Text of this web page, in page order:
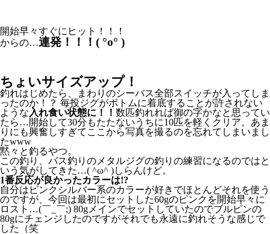
開始早々すぐにヒット！！！
からの…連発！！！( °o° )
ちょいサイズアップ！
釣れはじめたら、まわりのシーバス全部スイッチが入ってしま
ったのか！？ 毎投ジグがボトムに着底することが許されない
ような 入れ食い状態に！！ 数匹釣れれば御の字かなと思ってい
たら…開始して30分もたたないうちに10匹を軽くクリア。あま
りにも興奮しすぎてここから写真を撮るのを忘れてしまいまし
たwww
黙々と釣るやつ。
この釣り、バス釣りのメタルジグの釣りの練習になるのではと
いう気がしてきた…( ^ω^ )しらんけど。
1番反応が良かったカラーは!?
自分はピンクシルバー系のカラーが好きでほとんどそれを使う
のですが、今回は最初にセットした60gのピンクを開始早々に
ロスト…(￣_￣;) 80gメインでセットしていたのでブルピンの
80gにチェンジしたのですがそれでも永遠に釣れそうな感じで
した（笑